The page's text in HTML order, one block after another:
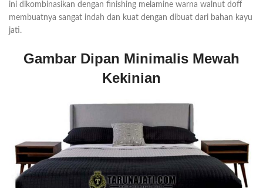
ini dikombinasikan dengan finishing melamine warna walnut doff
membuatnya sangat indah dan kuat dengan dibuat dari bahan kayu
jati.
Gambar Dipan Minimalis Mewah
Kekinian